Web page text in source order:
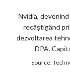
Nvidia,
recâștigând
dezvoltarea
DPA.
Source: